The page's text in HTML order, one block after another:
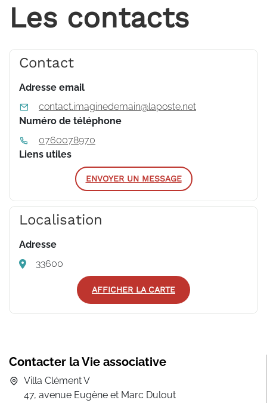
Les contacts
Contact
Adresse email
contact.imaginedemain@laposte.net
Numéro de téléphone
0760078970
Liens utiles
ENVOYER UN MESSAGE
Localisation
Adresse
33600
AFFICHER LA CARTE
Contacter la Vie associative
Villa Clément V
47, avenue Eugène et Marc Dulout